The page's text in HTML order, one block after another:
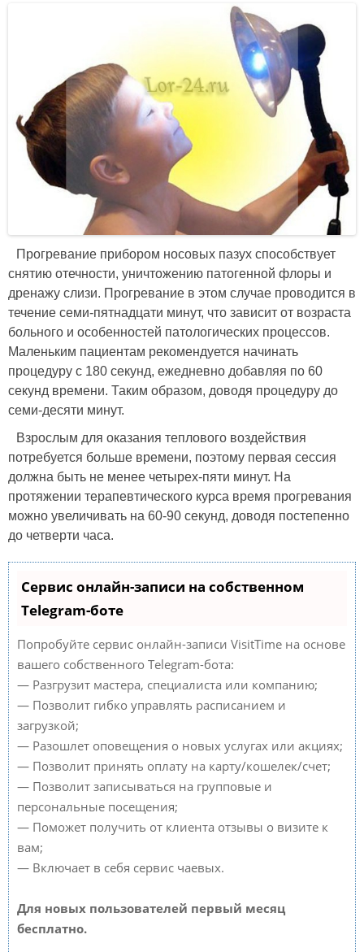
Прогревание прибором носовых пазух способствует
снятию отечности, уничтожению патогенной флоры и
дренажу слизи. Прогревание в этом случае проводится в
течение семи-пятнадцати минут, что зависит от возраста
больного и особенностей патологических процессов.
Маленьким пациентам рекомендуется начинать
процедуру с 180 секунд, ежедневно добавляя по 60
секунд времени. Таким образом, доводя процедуру до
семи-десяти минут.
Взрослым для оказания теплового воздействия
потребуется больше времени, поэтому первая сессия
должна быть не менее четырех-пяти минут. На
протяжении терапевтического курса время прогревания
можно увеличивать на 60-90 секунд, доводя постепенно
до четверти часа.
Сервис онлайн-записи на собственном
Telegram-боте
Попробуйте сервис онлайн-записи VisitTime на основе
вашего собственного Telegram-бота:
— Разгрузит мастера, специалиста или компанию;
— Позволит гибко управлять расписанием и
загрузкой;
— Разошлет оповещения о новых услугах или акциях;
— Позволит принять оплату на карту/кошелек/счет;
— Позволит записываться на групповые и
персональные посещения;
— Поможет получить от клиента отзывы о визите к
вам;
— Включает в себя сервис чаевых.
Для новых пользователей первый месяц
бесплатно.